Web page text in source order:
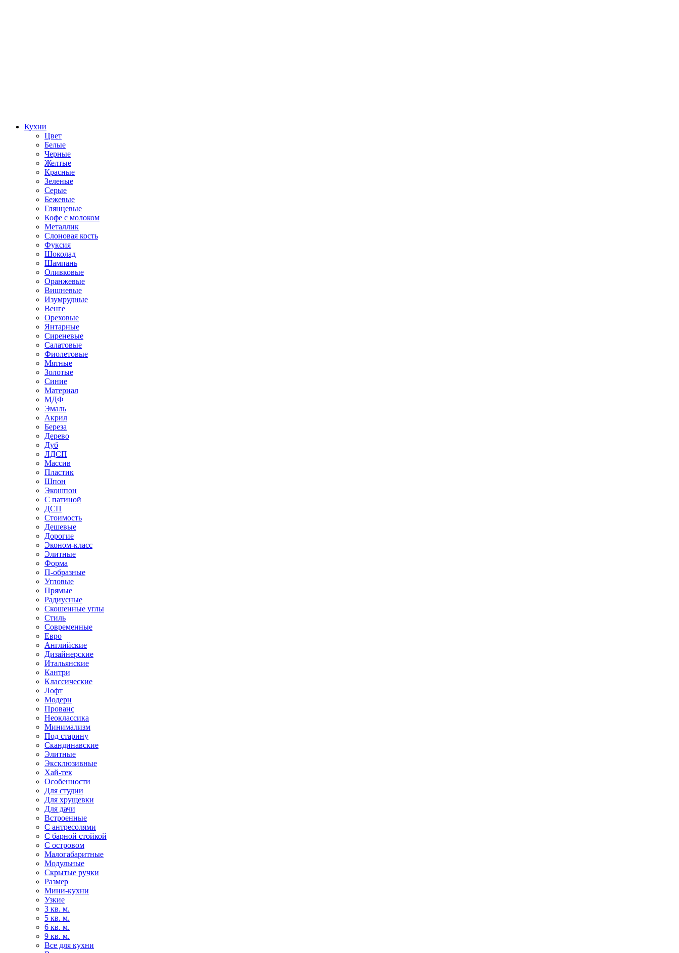
Кухни
Цвет
Белые
Черные
Желтые
Красные
Зеленые
Серые
Бежевые
Глянцевые
Кофе с молоком
Металлик
Слоновая кость
Фуксия
Шоколад
Шампань
Оливковые
Оранжевые
Вишневые
Изумрудные
Венге
Ореховые
Янтарные
Сиреневые
Салатовые
Фиолетовые
Мятные
Золотые
Синие
Материал
МДФ
Эмаль
Акрил
Береза
Дерево
Дуб
ЛДСП
Массив
Пластик
Шпон
Экошпон
С патиной
ДСП
Стоимость
Дешевые
Дорогие
Эконом-класс
Элитные
Форма
П-образные
Угловые
Прямые
Радиусные
Скошенные углы
Стиль
Современные
Евро
Английские
Дизайнерские
Итальянские
Кантри
Классические
Лофт
Модерн
Прованс
Неоклассика
Минимализм
Под старину
Скандинавские
Элитные
Эксклюзивные
Хай-тек
Особенности
Для студии
Для хрущевки
Для дачи
Встроенные
С антресолями
С барной стойкой
С островом
Малогабаритные
Модульные
Скрытые ручки
Размер
Мини-кухни
Узкие
3 кв. м.
5 кв. м.
6 кв. м.
9 кв. м.
Все для кухни